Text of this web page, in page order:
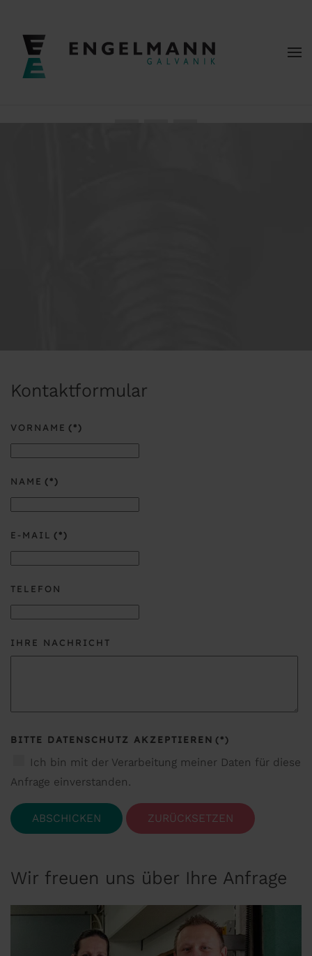
Zum Hauptinhalt springen
Kontaktformular
VORNAME (*)
NAME (*)
E-MAIL (*)
TELEFON
IHRE NACHRICHT
BITTE DATENSCHUTZ AKZEPTIEREN (*)
Ich bin mit der Verarbeitung meiner Daten für diese
Anfrage einverstanden.
ABSCHICKEN ZURÜCKSETZEN
Wir freuen uns über Ihre Anfrage